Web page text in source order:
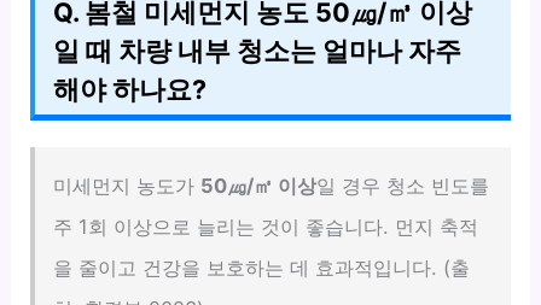
Q. 봄철 미세먼지 농도 50㎍/㎥ 이상
일 때 차량 내부 청소는 얼마나 자주
해야 하나요?
미세먼지 농도가 50㎍/㎥ 이상일 경우 청소 빈도를
주 1회 이상으로 늘리는 것이 좋습니다. 먼지 축적
을 줄이고 건강을 보호하는 데 효과적입니다. (출